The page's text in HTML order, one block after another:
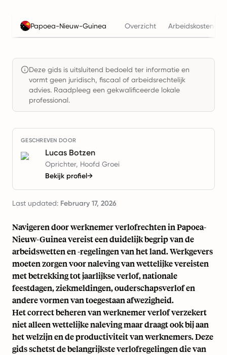
Papoea-Nieuw-Guinea Overzicht
Deze gids is uitsluitend bedoeld ter informatie en
vormt geen juridisch, fiscaal of arbeidsrechtelijk
advies. Raadpleeg een gekwalificeerde lokale
professional.
GESCHREVEN DOOR
Lucas Botzen
Oprichter, Hoofd Groei
Bekijk profiel→
Last updated: February 17, 2026
Navigeren door werknemer verlofrechten in Papoea-
Nieuw-Guinea vereist een duidelijk begrip van de
arbeidswetten en -regelingen van het land. Werkgevers
moeten zorgen voor naleving van wettelijke vereisten
met betrekking tot jaarlijkse verlof, nationale
feestdagen, ziekmeldingen, ouderschapsverlof en
andere vormen van toegestaan afwezigheid.
Het correct beheren van werknemer verlof verzekert
niet alleen wettelijke naleving maar draagt ook bij aan
het welzijn en de productiviteit van werknemers. Deze
gids schetst de belangrijkste verlofregelingen die van